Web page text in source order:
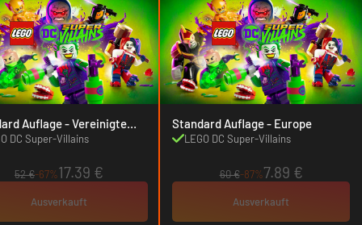
- Vereinigte
DC Super-Villains
52 €-67%17.39 €
Ausverkauft
Standard Auflage - Europe
LEGO DC Super-Villains
60 €-87%7.89 €
Ausverkauft